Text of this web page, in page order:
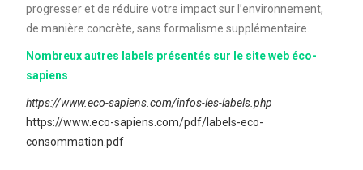
progresser et de réduire votre impact sur l’environnement,
de manière concrète, sans formalisme supplémentaire.
Nombreux autres labels présentés sur le site web éco-
sapiens
https://www.eco-sapiens.com/infos-les-labels.php
https://www.eco-sapiens.com/pdf/labels-eco-
consommation.pdf